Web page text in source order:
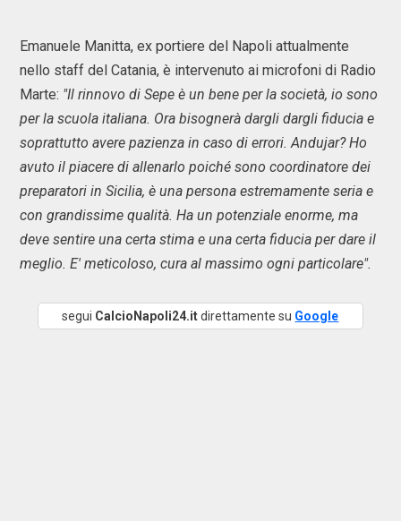
Emanuele Manitta, ex portiere del Napoli attualmente
nello staff del Catania, è intervenuto ai microfoni di Radio
Marte: "Il rinnovo di Sepe è un bene per la società, io sono
per la scuola italiana. Ora bisognerà dargli dargli fiducia e
soprattutto avere pazienza in caso di errori. Andujar? Ho
avuto il piacere di allenarlo poiché sono coordinatore dei
preparatori in Sicilia, è una persona estremamente seria e
con grandissime qualità. Ha un potenziale enorme, ma
deve sentire una certa stima e una certa fiducia per dare il
meglio. E' meticoloso, cura al massimo ogni particolare".
segui CalcioNapoli24.itdirettamente su Google